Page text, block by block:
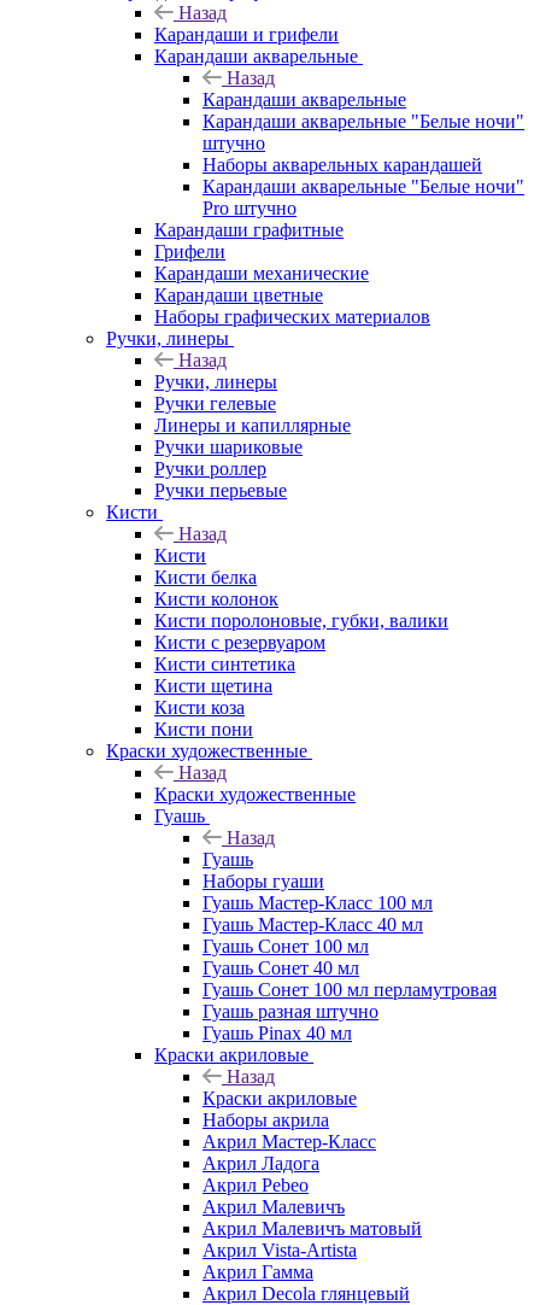
Назад
Карандаши и грифели
Карандаши акварельные
Назад
Карандаши акварельные
Карандаши акварельные "Белые ночи"
штучно
Наборы акварельных карандашей
Карандаши акварельные "Белые ночи"
Pro штучно
Карандаши графитные
Грифели
Карандаши механические
Карандаши цветные
Наборы графических материалов
Ручки, линеры
Назад
Ручки, линеры
Ручки гелевые
Линеры и капиллярные
Ручки шариковые
Ручки роллер
Ручки перьевые
Кисти
Назад
Кисти
Кисти белка
Кисти колонок
Кисти поролоновые, губки, валики
Кисти с резервуаром
Кисти синтетика
Кисти щетина
Кисти коза
Кисти пони
Краски художественные
Назад
Краски художественные
Гуашь
Назад
Гуашь
Наборы гуаши
Гуашь Мастер-Класс 100 мл
Гуашь Мастер-Класс 40 мл
Гуашь Сонет 100 мл
Гуашь Сонет 40 мл
Гуашь Сонет 100 мл перламутровая
Гуашь разная штучно
Гуашь Pinax 40 мл
Краски акриловые
Назад
Краски акриловые
Наборы акрила
Акрил Мастер-Класс
Акрил Ладога
Акрил Pebeo
Акрил Малевичъ
Акрил Малевичъ матовый
Акрил Vista-Artista
Акрил Гамма
Акрил Decola глянцевый